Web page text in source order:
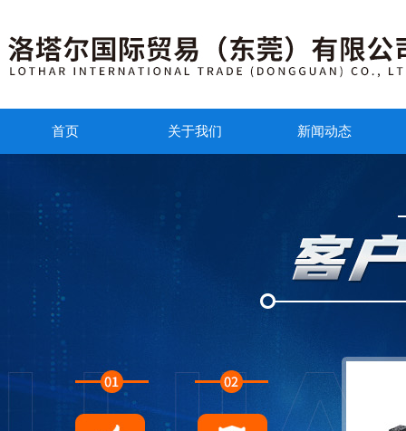
首页 关于我们 新闻动态